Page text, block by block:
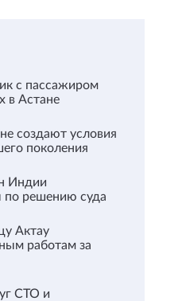
с пассажиром
в Астане
создают условия
поколения
Индии
по решению суда
Актау
работам за
СТО и